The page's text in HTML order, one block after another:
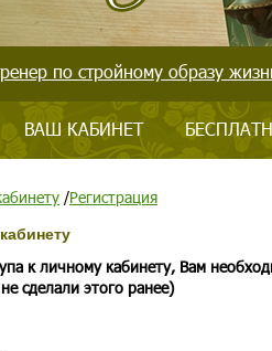
по стройному образу
ВАШ КАБИНЕТ
/Регистрация
к личному кабинету, Вам
сделали этого ранее)